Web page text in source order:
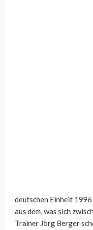
deutschen Einheit
aus dem, was sich
Trainer Jörg Berger